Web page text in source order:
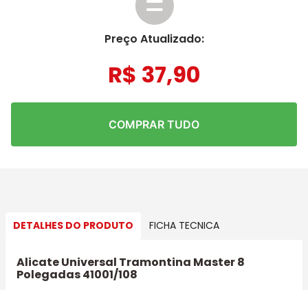
Preço Atualizado:
R$ 37,90
COMPRAR TUDO
DETALHES DO PRODUTO FICHA TECNICA
Alicate Universal Tramontina Master 8
Polegadas 41001/108